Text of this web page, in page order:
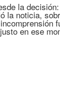
la
la noticia,
en ese